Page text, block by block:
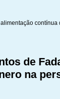
de
na